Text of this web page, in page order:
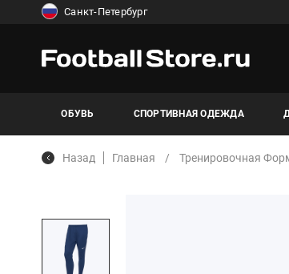
Санкт-Петербург
ОБУВЬ СПОРТИВНАЯ ОДЕЖДА
Назад Главная Тренировочная